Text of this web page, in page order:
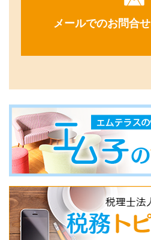
メールでのお問合